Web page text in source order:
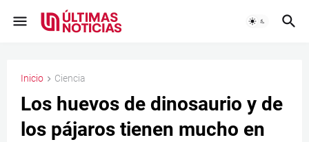
Inicio Ciencia
Los huevos de dinosaurio y de
los pájaros tienen mucho en